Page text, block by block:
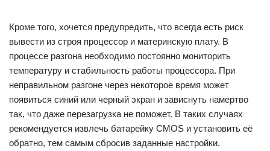
Кроме того, хочется предупредить, что всегда есть риск
вывести из строя процессор и материнскую плату. В
процессе разгона необходимо постоянно мониторить
температуру и стабильность работы процессора. При
неправильном разгоне через некоторое время может
появиться синий или черный экран и зависнуть намертво
так, что даже перезагрузка не поможет. В таких случаях
рекомендуется извлечь батарейку CMOS и установить её
обратно, тем самым сбросив заданные настройки.